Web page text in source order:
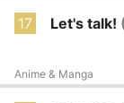
17 Let's talk!
Anime & Manga